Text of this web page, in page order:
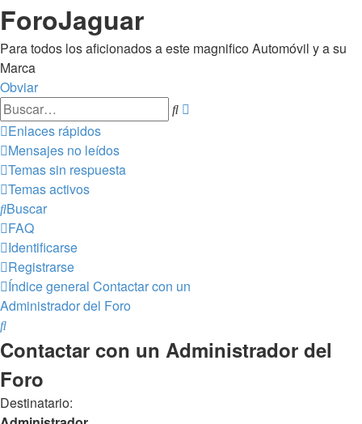
ForoJaguar
Para todos los aficionados a este magnifico Automóvil y a su
Marca
Obviar
Buscar
Enlaces rápidos
Mensajes no leídos
Temas sin respuesta
Temas activos
Buscar
FAQ
Identificarse
Registrarse
Índice general Contactar con un
Administrador del Foro
Buscar
Contactar con un Administrador del
Foro
Destinatario: